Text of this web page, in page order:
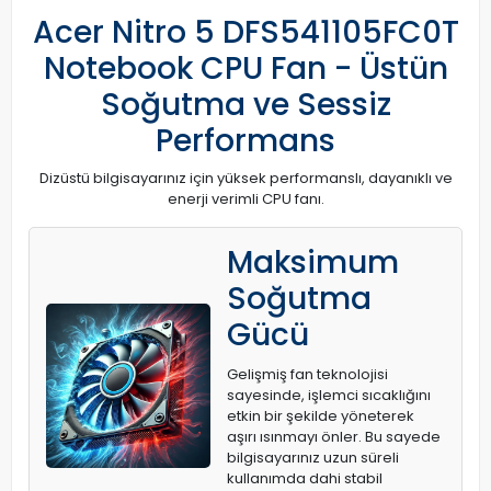
Acer Nitro 5 DFS541105FC0T
Notebook CPU Fan - Üstün
Soğutma ve Sessiz
Performans
Dizüstü bilgisayarınız için yüksek performanslı, dayanıklı ve
enerji verimli CPU fanı.
Maksimum
Soğutma
Gücü
Gelişmiş fan teknolojisi
sayesinde, işlemci sıcaklığını
etkin bir şekilde yöneterek
aşırı ısınmayı önler. Bu sayede
bilgisayarınız uzun süreli
kullanımda dahi stabil